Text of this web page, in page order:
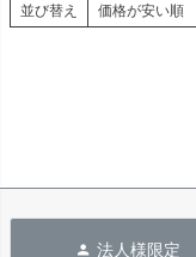
並び替え 価格が安い順
法人様限定